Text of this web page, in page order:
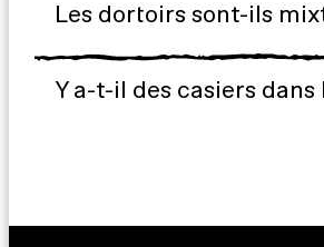
Les dortoirs sont-ils
Y a-t-il des casiers